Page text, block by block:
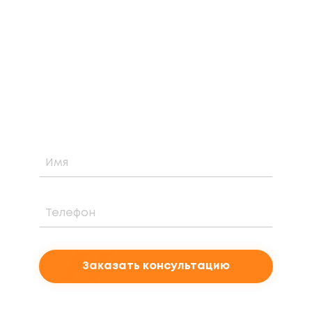
Заказать консультацию